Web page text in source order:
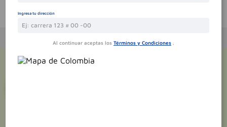
Te puede interesar
Ingresa tu dirección
Al continuar aceptas los Términos y Condiciones .